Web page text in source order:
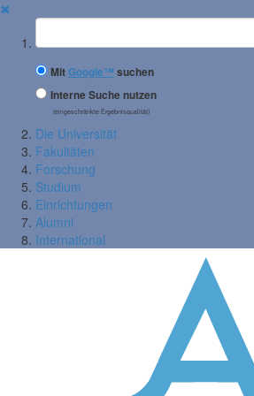
✖
Suchbegriff
MitGoogle™ suchen
Interne Suche nutzen
(eingeschränkte Ergebnisqualität)
Die Universität
Fakultäten
Forschung
Studium
Einrichtungen
Alumni
International